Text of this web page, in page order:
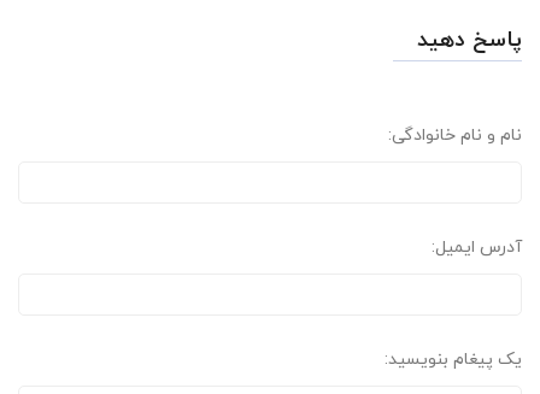
پاسخ دهید
نام و نام خانوادگی:
آدرس ایمیل:
یک پیغام بنویسید: